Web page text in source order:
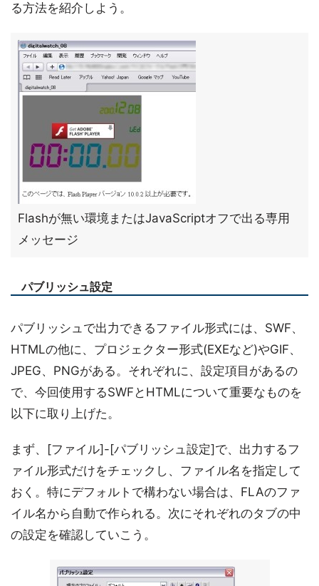
る方法を紹介しよう。
Flashが無い環境またはJavaScriptオフで出る専用
メッセージ
パブリッシュ設定
パブリッシュで出力できるファイル形式には、SWF、
HTMLの他に、プロジェクター形式(EXEなど)やGIF、
JPEG、PNGがある。それぞれに、設定項目があるの
で、今回使用するSWFとHTMLについて重要なものを
以下に取り上げた。
まず、[ファイル]-[パブリッシュ設定]で、出力するフ
ァイル形式だけをチェックし、ファイル名を指定して
おく。特にデフォルトで構わない場合は、FLAのファ
イル名から自動で作られる。次にそれぞれのタブの中
の設定を確認していこう。